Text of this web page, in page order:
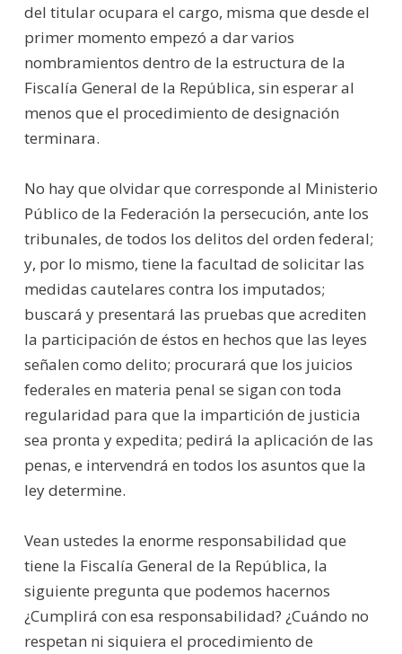
del titular ocupara el cargo, misma que desde el
primer momento empezó a dar varios
nombramientos dentro de la estructura de la
Fiscalía General de la República, sin esperar al
menos que el procedimiento de designación
terminara.
No hay que olvidar que corresponde al Ministerio
Público de la Federación la persecución, ante los
tribunales, de todos los delitos del orden federal;
y, por lo mismo, tiene la facultad de solicitar las
medidas cautelares contra los imputados;
buscará y presentará las pruebas que acrediten
la participación de éstos en hechos que las leyes
señalen como delito; procurará que los juicios
federales en materia penal se sigan con toda
regularidad para que la impartición de justicia
sea pronta y expedita; pedirá la aplicación de las
penas, e intervendrá en todos los asuntos que la
ley determine.
Vean ustedes la enorme responsabilidad que
tiene la Fiscalía General de la República, la
siguiente pregunta que podemos hacernos
¿Cumplirá con esa responsabilidad? ¿Cuándo no
respetan ni siquiera el procedimiento de